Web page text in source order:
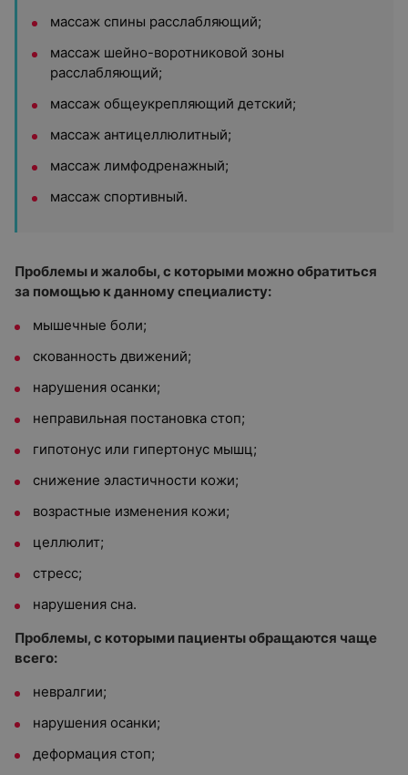
массаж спины расслабляющий;
массаж шейно-воротниковой зоны
расслабляющий;
массаж общеукрепляющий детский;
массаж антицеллюлитный;
массаж лимфодренажный;
массаж спортивный.
Проблемы и жалобы, с которыми можно обратиться
за помощью к данному специалисту:
мышечные боли;
скованность движений;
нарушения осанки;
неправильная постановка стоп;
гипотонус или гипертонус мышц;
снижение эластичности кожи;
возрастные изменения кожи;
целлюлит;
стресс;
нарушения сна.
Проблемы, с которыми пациенты обращаются чаще
всего:
невралгии;
нарушения осанки;
деформация стоп;